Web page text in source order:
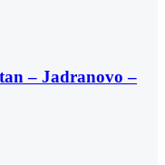
– Jadranovo –